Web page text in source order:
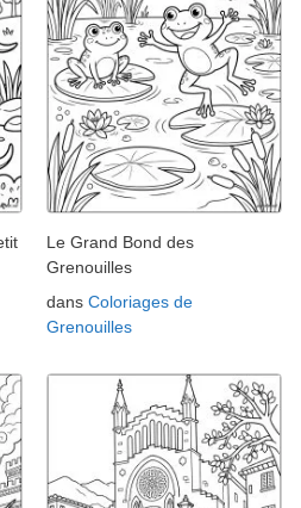
Le Grand Bond des
Grenouilles
dans Coloriages de
Grenouilles